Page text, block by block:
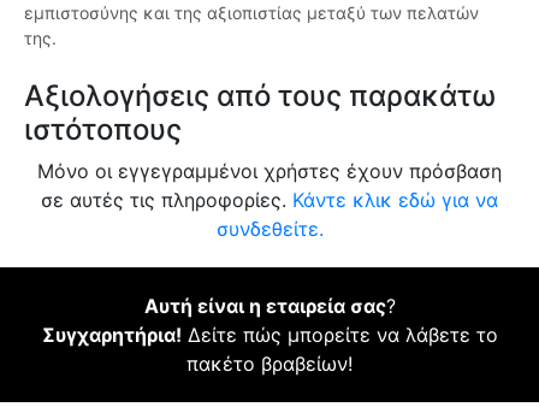
εμπιστοσύνης και της αξιοπιστίας μεταξύ των πελατών
της.
Αξιολογήσεις από τους παρακάτω
ιστότοπους
Μόνο οι εγγεγραμμένοι χρήστες έχουν πρόσβαση
σε αυτές τις πληροφορίες. Κάντε κλικ εδώ για να
συνδεθείτε.
Αυτή είναι η εταιρεία σας?
Συγχαρητήρια! Δείτε πώς μπορείτε να λάβετε το
πακέτο βραβείων!